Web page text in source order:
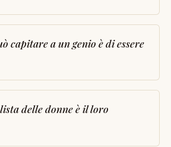
capitare a un genio è di essere
delle donne è il loro